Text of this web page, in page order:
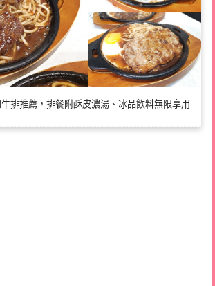
排推薦，排餐附酥皮濃湯、冰品飲料無限享用